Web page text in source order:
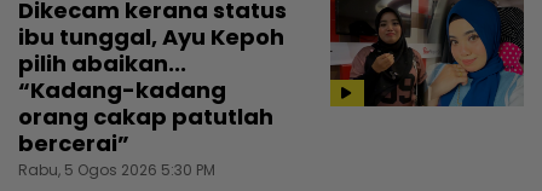
Dikecam kerana status
ibu tunggal, Ayu Kepoh
pilih abaikan...
“Kadang-kadang
orang cakap patutlah
bercerai”
Rabu, 5 Ogos 2026 5:30 PM